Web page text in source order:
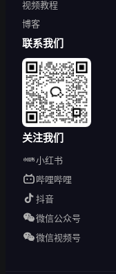
视频教程
博客
联系我们
关注我们
小红书
哔哩哔哩
抖音
微信公众号
微信视频号